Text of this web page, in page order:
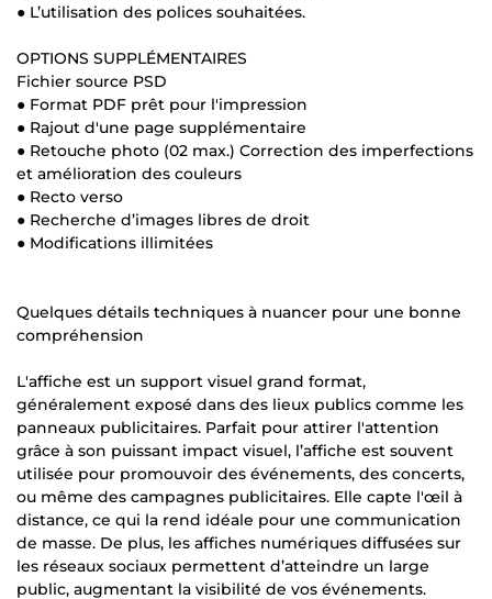
● L’utilisation des polices souhaitées.
OPTIONS SUPPLÉMENTAIRES
Fichier source PSD
● Format PDF prêt pour l'impression
● Rajout d'une page supplémentaire
● Retouche photo (02 max.) Correction des imperfections
et amélioration des couleurs
● Recto verso
● Recherche d’images libres de droit
● Modifications illimitées
Quelques détails techniques à nuancer pour une bonne
compréhension
L'affiche est un support visuel grand format,
généralement exposé dans des lieux publics comme les
panneaux publicitaires. Parfait pour attirer l'attention
grâce à son puissant impact visuel, l’affiche est souvent
utilisée pour promouvoir des événements, des concerts,
ou même des campagnes publicitaires. Elle capte l'œil à
distance, ce qui la rend idéale pour une communication
de masse. De plus, les affiches numériques diffusées sur
les réseaux sociaux permettent d’atteindre un large
public, augmentant la visibilité de vos événements.